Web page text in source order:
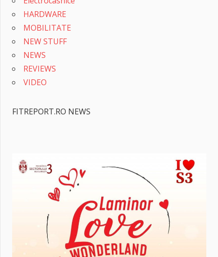
HARDWARE
MOBILITATE
NEW STUFF
NEWS
REVIEWS
VIDEO
FITREPORT.RO NEWS